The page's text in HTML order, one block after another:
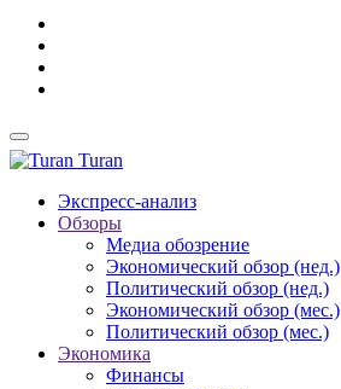
Turan
Экспресс-анализ
Обзоры
Медиа обозрение
Экономический обзор (нед.)
Политический обзор (нед.)
Экономический обзор (мес.)
Политический обзор (мес.)
Экономика
Финансы